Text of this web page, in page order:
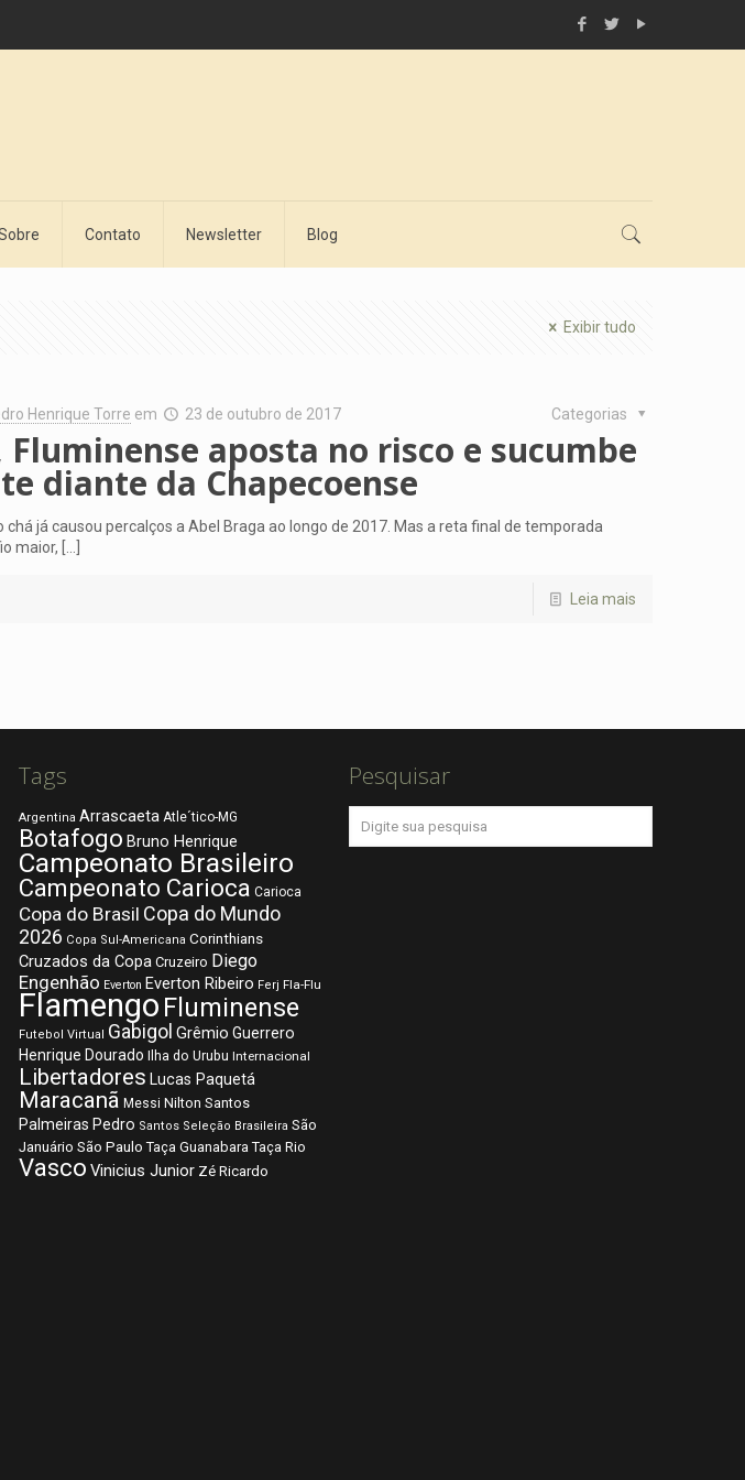
Contato Newsletter Blog
Exibir tudo
Henrique Torre em 23 de outubro de 2017 Categorias
aposta no risco e sucumbe
diante da Chapecoense
chá já causou percalços a Abel Braga ao longo de 2017. Mas a reta final de temporada
maior,
Leia mais
Tags
Argentina Arrascaeta Atle´tico-MG
Botafogo Bruno Henrique
Campeonato Brasileiro
Campeonato Carioca Carioca
Copa do Brasil Copa do Mundo
2026 Copa Sul-Americana Corinthians
Cruzados da Copa Cruzeiro Diego
Engenhão Everton Everton Ribeiro Ferj Fla-Flu
Flamengo Fluminense
Futebol Virtual Gabigol Grêmio Guerrero
Henrique Dourado Ilha do Urubu Internacional
Libertadores Lucas Paquetá
Maracanã Messi Nilton Santos
Palmeiras Pedro Santos Seleção Brasileira São
Januário São Paulo Taça Guanabara Taça Rio
Vasco Vinicius Junior Zé Ricardo
Pesquisar